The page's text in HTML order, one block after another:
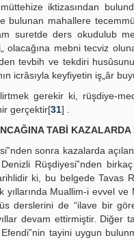
iktizasından
bulunan mahallere
suretde ders okudulub
olacağına mebni tecviz
tevbih ve tekdiri
icrâsıyla keyfiyetin iş„âr
gerekir ki, rüşdiye-
gerçektir[31] .
TABİ KAZALARDA
sonra kazalarda
Rüşdiyesi‟nden
ki, bu belgede Tavas
yıllarında Muallim-i evvel
derslerini de “ilave bir
devam ettirmiştir. Diğer
tayini uygun